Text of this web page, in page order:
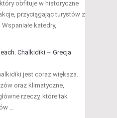
obfituje w historyczne
przyciągając turystów z
katedry,
Chalkidiki – Grecja
jest coraz większa.
oraz klimatyczne,
rzeczy, które tak
…